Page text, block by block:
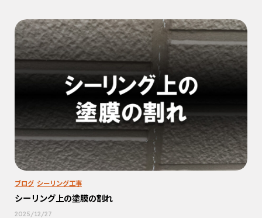
ブログ シーリング工事
シーリング上の塗膜の割れ
2025/12/27